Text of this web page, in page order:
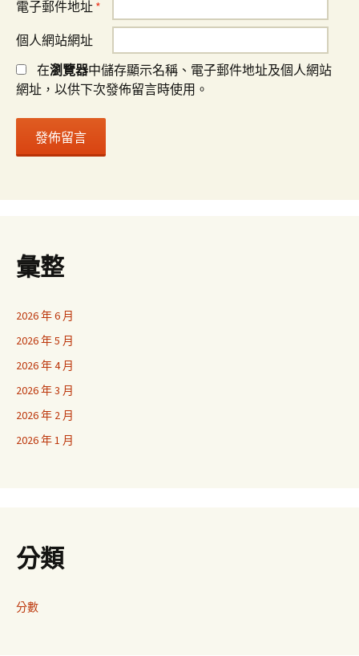
電子郵件地址 *
個人網站網址
在瀏覽器中儲存顯示名稱、電子郵件地址及個人網站
網址，以供下次發佈留言時使用。
彙整
2026 年 6 月
2026 年 5 月
2026 年 4 月
2026 年 3 月
2026 年 2 月
2026 年 1 月
分類
分數